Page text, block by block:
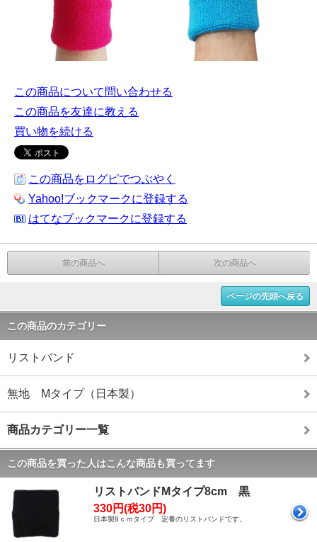
この商品について問い合わせる
この商品を友達に教える
買い物を続ける
この商品をログピでつぶやく
Yahoo!ブックマークに登録する
はてなブックマークに登録する
前の商品へ 次の商品へ
ページの先頭へ戻る
この商品のカテゴリー
リストバンド
無地 Mタイプ（日本製）
商品カテゴリー一覧
この商品を買った人はこんな商品も買ってます
リストバンドMタイプ8cm 黒
330円(税30円)
日本製8ｃｍタイプ 定番のリストバンドです。